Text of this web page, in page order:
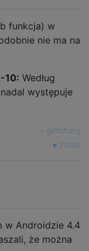
funkcja) w
nie ma na
10: Według
występuje
geffchang
źródło
w Androidzie 4.4
że można